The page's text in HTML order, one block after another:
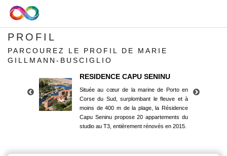
PROFIL
PARCOUREZ LE PROFIL DE MARIE
GILLMANN-BUSCIGLIO
RESIDENCE CAPU SENINU
Située au cœur de la marine de Porto en
Corse du Sud, surplombant le fleuve et à
moins de 400 m de la plage, la Résidence
Capu Seninu propose 20 appartements du
studio au T3, entièrement rénovés en 2015.